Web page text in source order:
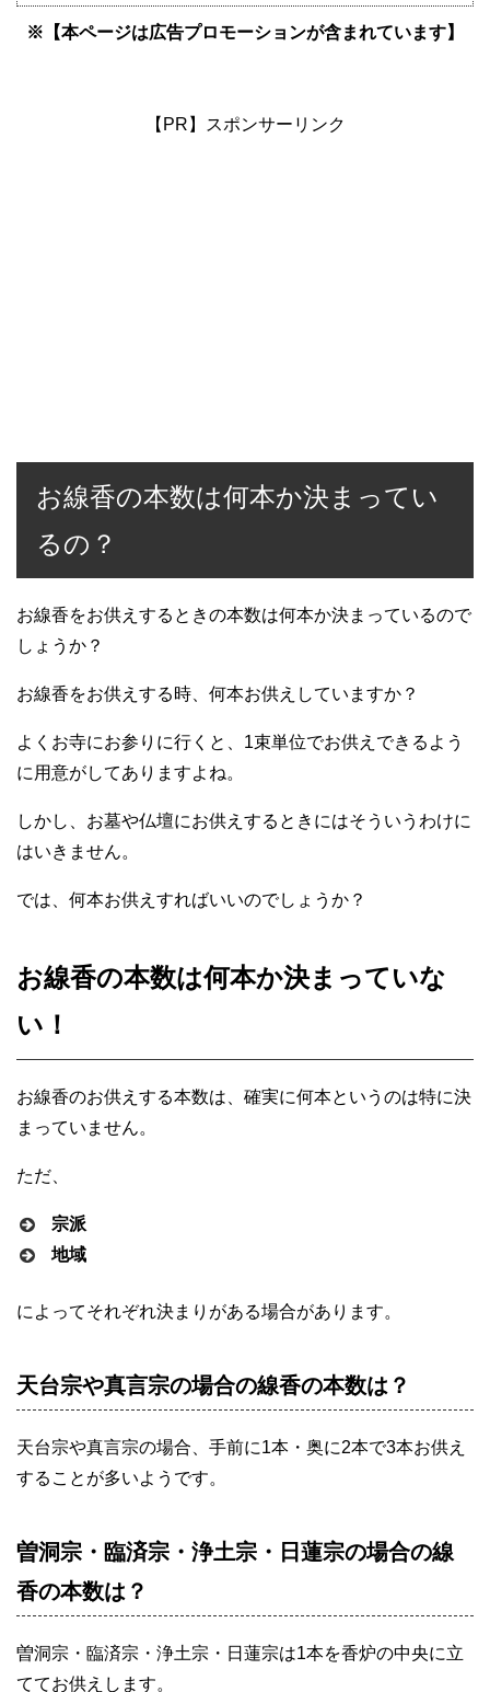
※【本ページは広告プロモーションが含まれています】
【PR】スポンサーリンク
お線香の本数は何本か決まってい
るの？
お線香をお供えするときの本数は何本か決まっているので
しょうか？
お線香をお供えする時、何本お供えしていますか？
よくお寺にお参りに行くと、1束単位でお供えできるよう
に用意がしてありますよね。
しかし、お墓や仏壇にお供えするときにはそういうわけに
はいきません。
では、何本お供えすればいいのでしょうか？
お線香の本数は何本か決まっていな
い！
お線香のお供えする本数は、確実に何本というのは特に決
まっていません。
ただ、
宗派
地域
によってそれぞれ決まりがある場合があります。
天台宗や真言宗の場合の線香の本数は？
天台宗や真言宗の場合、手前に1本・奥に2本で3本お供え
することが多いようです。
曽洞宗・臨済宗・浄土宗・日蓮宗の場合の線
香の本数は？
曽洞宗・臨済宗・浄土宗・日蓮宗は1本を香炉の中央に立
ててお供えします。